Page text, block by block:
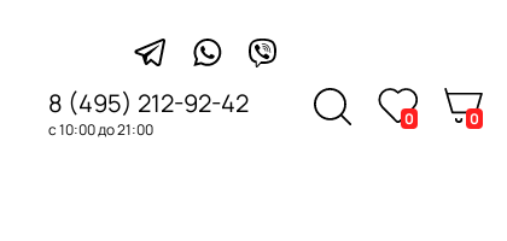
8 (495) 212-92-42
с 10:00 до 21:00
0 0